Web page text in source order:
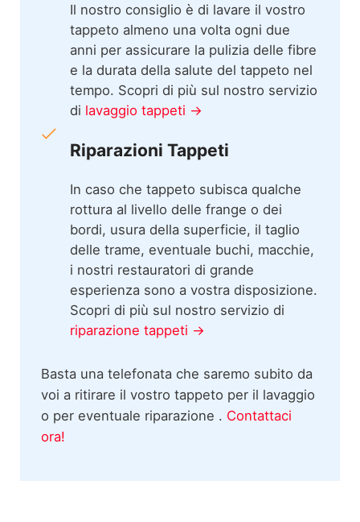
Il nostro consiglio è di lavare il vostro
tappeto almeno una volta ogni due
anni per assicurare la pulizia delle fibre
e la durata della salute del tappeto nel
tempo. Scopri di più sul nostro servizio
di lavaggio tappeti →
Riparazioni Tappeti
In caso che tappeto subisca qualche
rottura al livello delle frange o dei
bordi, usura della superficie, il taglio
delle trame, eventuale buchi, macchie,
i nostri restauratori di grande
esperienza sono a vostra disposizione.
Scopri di più sul nostro servizio di
riparazione tappeti →
Basta una telefonata che saremo subito da
voi a ritirare il vostro tappeto per il lavaggio
o per eventuale riparazione . Contattaci
ora!